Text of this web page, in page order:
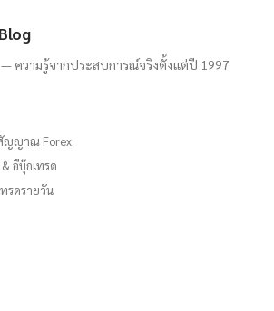
ด — ความรู้จากประสบการณ์จริงตั้งแต่ปี 1997
ญญาณ Forex
อีบุ๊กเทรด
ดรายวัน